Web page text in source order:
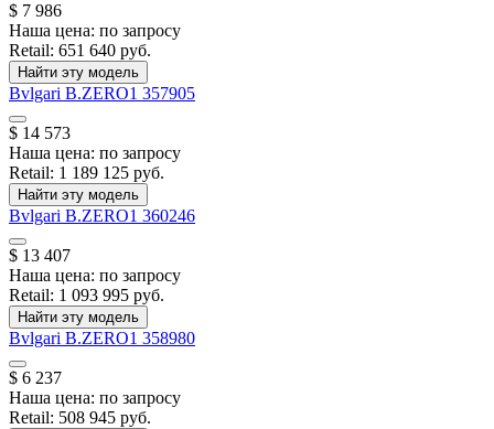
$ 7 986
Наша цена: по запросу
Retail: 651 640 руб.
Найти эту модель
Bvlgari B.ZERO1 357905
$ 14 573
Наша цена: по запросу
Retail: 1 189 125 руб.
Найти эту модель
Bvlgari B.ZERO1 360246
$ 13 407
Наша цена: по запросу
Retail: 1 093 995 руб.
Найти эту модель
Bvlgari B.ZERO1 358980
$ 6 237
Наша цена: по запросу
Retail: 508 945 руб.